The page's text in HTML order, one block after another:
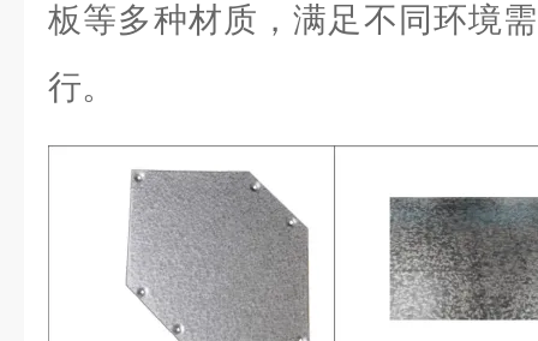
板等多种材质，满足不同环境
行。